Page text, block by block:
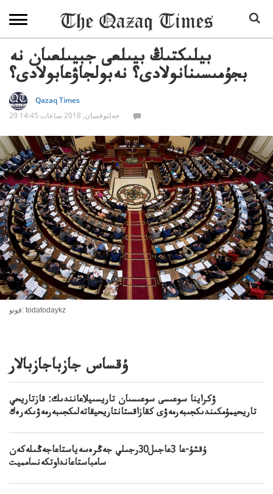
بيلىكتىڭ بيىلعى جبيىلعىان نە
بجۇمىسىنانولادى؟ نەبولجاۋعابولادى؟
Qazaq Times
29 جەلتوقسان, 2018 ساعات 14:45
فوتو: todatodaykz
ۇقساس جازباجازبالار
ۋكراينا سوعىسى سوعىسىان تاريسىيلاعانندىك: قازتاريحي
تاريحيمۇمكىندىكجىبەرمەۋى كقازاقستانتاريحيقاتەلىكجىبەرمەۋىكەرەك
ۇقشۇ-عا 3عاجىل30رجىلي جەڭرەسەياستاعاجەڭىلەكەن
سامباستاعانداوتكەنسامميت